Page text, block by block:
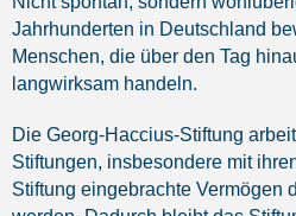
Jahrhunderten in Deutschland
Menschen, die über den Tag
langwirksam handeln.
Die Georg-Haccius-Stiftung
Stiftungen, insbesondere mit
Stiftung eingebrachte Vermögen